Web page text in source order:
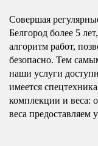
Совершая
Белгород более 5
алгоритм работ,
безопасно. Тем
наши услуги
имеется
комплекции и веса:
веса предоставляем